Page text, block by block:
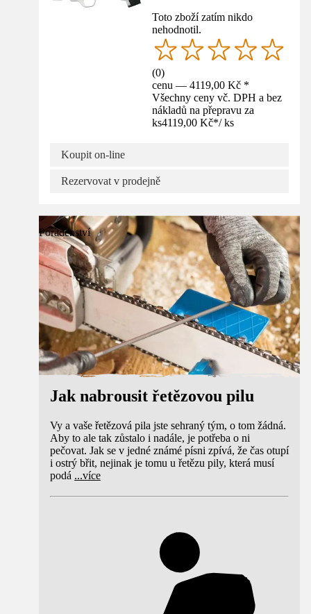
Toto zboží zatím nikdo
nehodnotil.
(0)
cenu — 4119,00 Kč *
Všechny ceny vč. DPH a bez
nákladů na přepravu za
ks4119,00 Kč*/ ks
Koupit on-line
Rezervovat v prodejně
Poradenství
Jak nabrousit řetězovou pilu
Vy a vaše řetězová pila jste sehraný tým, o tom žádná.
Aby to ale tak zůstalo i nadále, je potřeba o ni
pečovat. Jak se v jedné známé písni zpívá, že čas otupí
i ostrý břit, nejinak je tomu u řetězu pily, která musí
podá ...více